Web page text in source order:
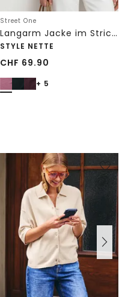
Street One
Langarm Jacke im Strick-Look
STYLE NETTE
CHF 69.90
+ 5